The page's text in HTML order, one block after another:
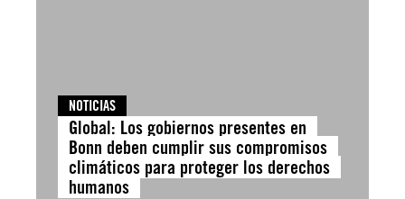
NOTICIAS
Global: Los gobiernos presentes en
Bonn deben cumplir sus compromisos
climáticos para proteger los derechos
humanos